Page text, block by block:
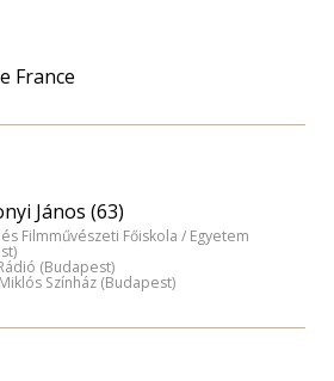
France
János (63)
Filmművészeti Főiskola / Egyetem
(Budapest)
Színház (Budapest)